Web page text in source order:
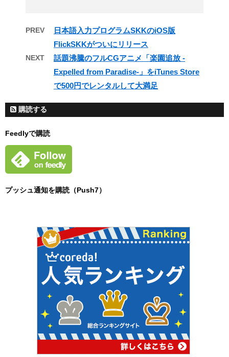
PREV
日本語入力プログラムSKKのiOS版
FlickSKKがついにリリース
NEXT
話題沸騰のフルCGアニメ「楽園追放 -
Expelled from Paradise-」をiTunes Store
で500円でレンタルして大満足
購読する
Feedlyで購読
プッシュ通知を購読（Push7）